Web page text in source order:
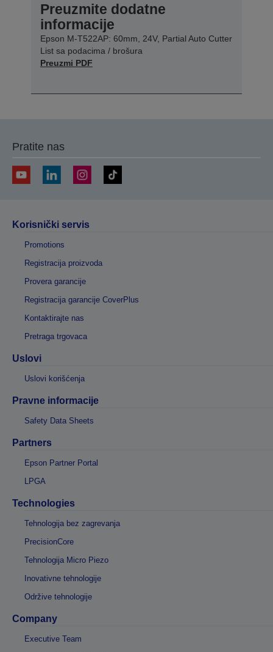
Preuzmite dodatne
informacije
Epson M-T522AP: 60mm, 24V, Partial Auto Cutter
List sa podacima / brošura
Preuzmi PDF
Pratite nas
Korisnički servis
Promotions
Registracija proizvoda
Provera garancije
Registracija garancije CoverPlus
Kontaktirajte nas
Pretraga trgovaca
Uslovi
Uslovi korišćenja
Pravne informacije
Safety Data Sheets
Partners
Epson Partner Portal
LPGA
Technologies
Tehnologija bez zagrevanja
PrecisionCore
Tehnologija Micro Piezo
Inovativne tehnologije
Održive tehnologije
Company
Executive Team